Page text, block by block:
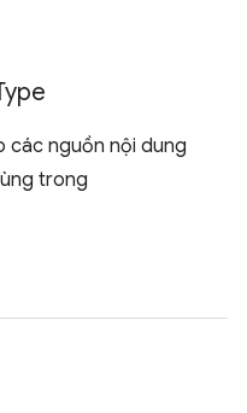
các nguồn nội dung
trong